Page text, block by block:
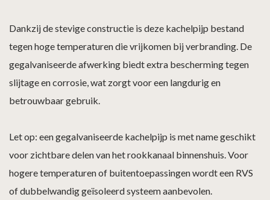
Dankzij de stevige constructie is deze kachelpijp bestand
tegen hoge temperaturen die vrijkomen bij verbranding. De
gegalvaniseerde afwerking biedt extra bescherming tegen
slijtage en corrosie, wat zorgt voor een langdurig en
betrouwbaar gebruik.
Let op: een gegalvaniseerde kachelpijp is met name geschikt
voor zichtbare delen van het rookkanaal binnenshuis. Voor
hogere temperaturen of buitentoepassingen wordt een RVS
of dubbelwandig geïsoleerd systeem aanbevolen.